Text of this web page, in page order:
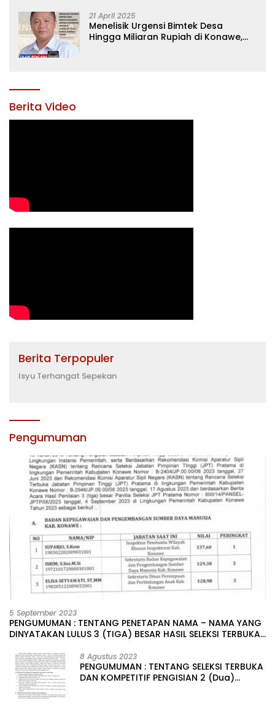
21 April 2025
Menelisik Urgensi Bimtek Desa
Hingga Miliaran Rupiah di Konawe,
Berita Video
Berita Terpopuler
Isyu Terhangat Sepekan
Pengumuman
5 September 2023
PENGUMUMAN : TENTANG PENETAPAN NAMA – NAMA YANG
DINYATAKAN LULUS 3 (TIGA) BESAR HASIL SELEKSI TERBUKA
LINGKUNGAN PEMERINTAH DAERAH KABUPATEN KONAWE
8 Agustus 2023
PENGUMUMAN : TENTANG SELEKSI TERBUKA
DAN KOMPETITIF PENGISIAN 2 (Dua)